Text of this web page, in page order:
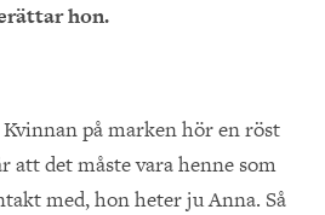
hon.
Kvinnan på marken hör en röst
att det måste vara henne som
med, hon heter ju Anna. Så